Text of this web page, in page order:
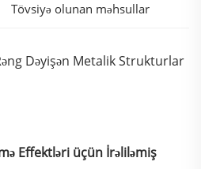
Tövsiyə olunan məhsullar
Dəyişən Metalik Strukturlar
Effektləri üçün İrəliləmiş